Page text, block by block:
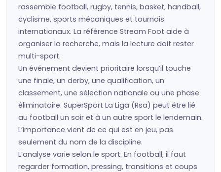
rassemble football, rugby, tennis, basket, handball,
cyclisme, sports mécaniques et tournois
internationaux. La référence Stream Foot aide à
organiser la recherche, mais la lecture doit rester
multi-sport.
Un événement devient prioritaire lorsqu’il touche
une finale, un derby, une qualification, un
classement, une sélection nationale ou une phase
éliminatoire. SuperSport La Liga (Rsa) peut être lié
au football un soir et à un autre sport le lendemain.
L’importance vient de ce qui est en jeu, pas
seulement du nom de la discipline.
L’analyse varie selon le sport. En football, il faut
regarder formation, pressing, transitions et coups